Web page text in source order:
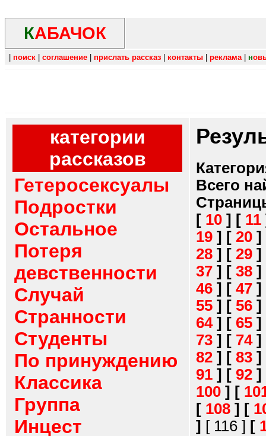
КАБАЧОК
поиск соглашение прислать рассказ контакты реклама| н
категории
рассказов
Гетеросексуалы
Подростки
Остальное
Потеря
девственности
Случай
Странности
Студенты
По принуждению
Классика
Группа
Инцест
Всего
[ 10 ] [ 11
19 ] [ 20 ]
28 ] [ 29 ]
37 ] [ 38 ]
46 ] [ 47 ]
55 ] [ 56 ]
64] [ 65 ]
73 ] [ 74]
82 ] [ 83 ]
91 ] [ 92 ]
100 ] [
[ 108 ] [
] [ 116 ] [